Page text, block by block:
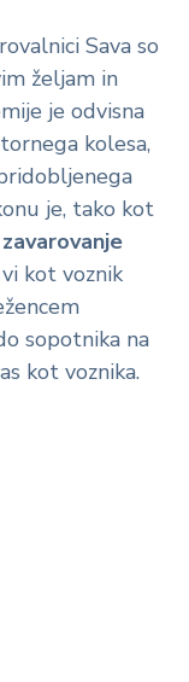
Sava so
željam in
je odvisna
kolesa,
je, tako kot
kot voznik
sopotnika na
kot voznika.